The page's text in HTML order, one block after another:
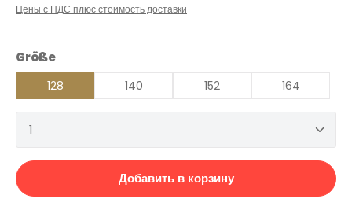
Цены с НДС плюс стоимость доставки
Выберите
Größe
128 140 152 164
Количество продукта: введите желаемое
Добавить в корзину